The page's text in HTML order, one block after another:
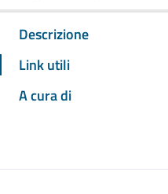
Descrizione
Link utili
A cura di